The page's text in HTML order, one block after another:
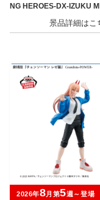
NG HEROES-DX-IZUKU
OVERLAY Ⅱ
2026年8月第5週～登場